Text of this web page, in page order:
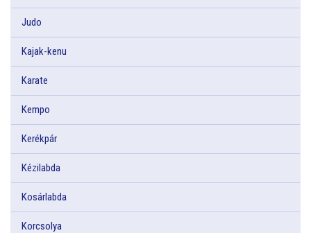
Judo
Kajak-kenu
Karate
Kempo
Kerékpár
Kézilabda
Kosárlabda
Korcsolya